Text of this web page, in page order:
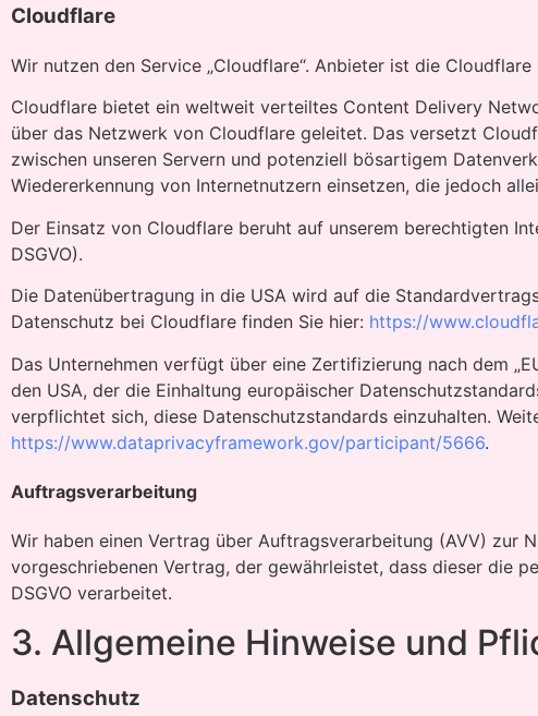
Cloudflare
Wir nutzen den Service „Cloudflare“. Anbieter ist die
Cloudflare bietet ein weltweit verteiltes Content Delivery
über das Netzwerk von Cloudflare geleitet. Das versetzt
zwischen unseren Servern und potenziell bösartigem
Wiedererkennung von Internetnutzern einsetzen, die jedoch
Der Einsatz von Cloudflare beruht auf unserem berechtigten
DSGVO).
Die Datenübertragung in die USA wird auf die
Datenschutz bei Cloudflare finden Sie hier: https://
Das Unternehmen verfügt über eine Zertifizierung nach dem
den USA, der die Einhaltung europäischer
verpflichtet sich, diese Datenschutzstandards einzuhalten.
https://www.dataprivacyframework.gov/participant/5666.
Auftragsverarbeitung
Wir haben einen Vertrag über Auftragsverarbeitung (AVV) zur
vorgeschriebenen Vertrag, der gewährleistet, dass dieser die
DSGVO verarbeitet.
3. Allgemeine Hinweise und
Datenschutz